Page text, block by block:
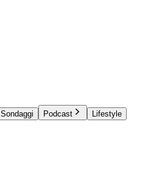
Sondaggi Podcast
Lifestyle